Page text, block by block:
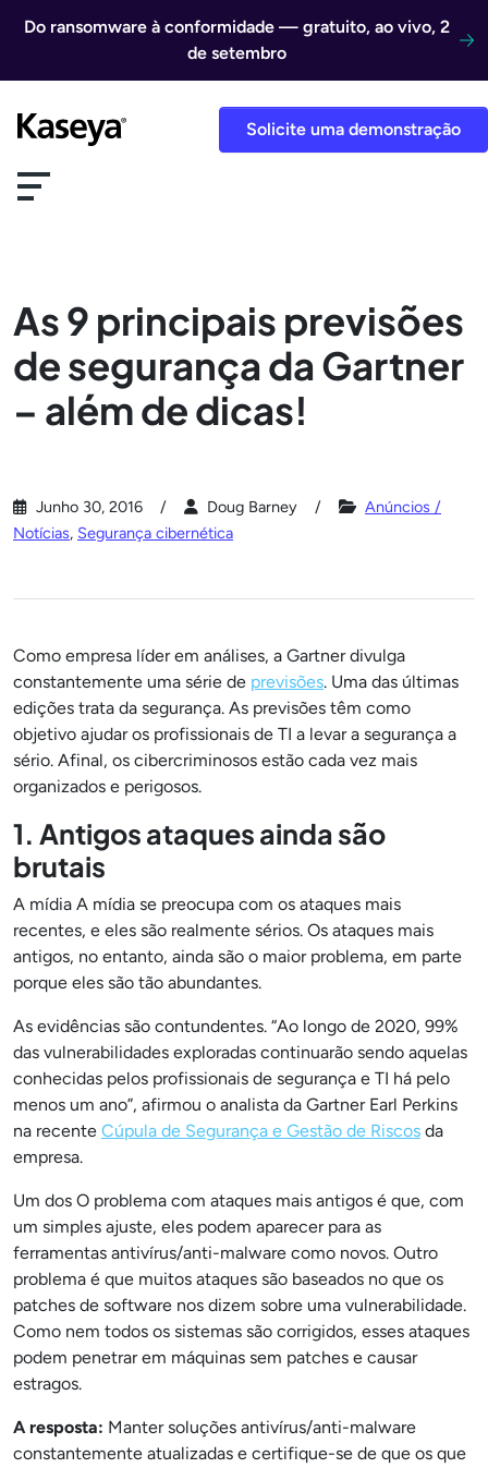
Do ransomware à conformidade — gratuito, ao vivo, 2
de setembro
Solicite uma demonstração
As 9 principais previsões
de segurança da Gartner
– além de dicas!
Junho 30, 2016 Doug Barney
Anúncios /
Notícias, Segurança cibernética
Como empresa líder em análises, a Gartner divulga
constantemente uma série de previsões. Uma das últimas
edições trata da segurança. As previsões têm como
objetivo ajudar os profissionais de TI a levar a segurança a
sério. Afinal, os cibercriminosos estão cada vez mais
organizados e perigosos.
1. Antigos ataques ainda são
brutais
A mídia A mídia se preocupa com os ataques mais
recentes, e eles são realmente sérios. Os ataques mais
antigos, no entanto, ainda são o maior problema, em parte
porque eles são tão abundantes.
As evidências são contundentes. “Ao longo de 2020, 99%
das vulnerabilidades exploradas continuarão sendo aquelas
conhecidas pelos profissionais de segurança e TI há pelo
menos um ano”, afirmou o analista da Gartner Earl Perkins
na recente Cúpula de Segurança e Gestão de Riscos da
empresa.
Um dos O problema com ataques mais antigos é que, com
um simples ajuste, eles podem aparecer para as
ferramentas antivírus/anti-malware como novos. Outro
problema é que muitos ataques são baseados no que os
patches de software nos dizem sobre uma vulnerabilidade.
Como nem todos os sistemas são corrigidos, esses ataques
podem penetrar em máquinas sem patches e causar
estragos.
A resposta: Manter soluções antivírus/anti-malware
constantemente atualizadas e certifique-se de que os que